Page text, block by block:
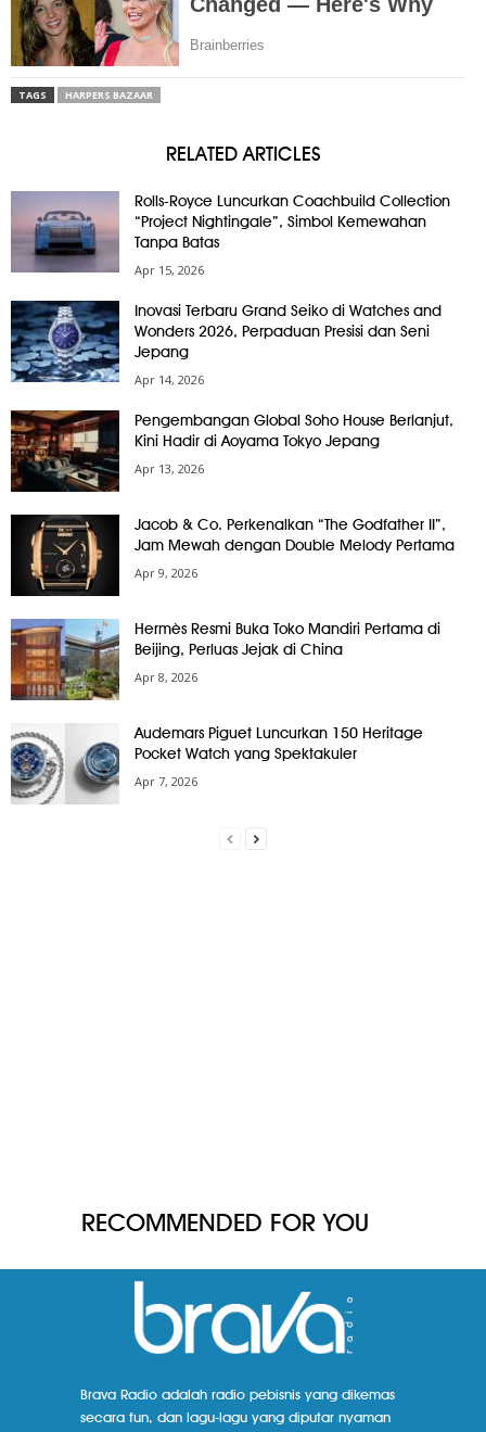
TAGS HARPERS BAZAAR
RELATED ARTICLES
Rolls-Royce Luncurkan Coachbuild Collection
“Project Nightingale”, Simbol Kemewahan
Tanpa Batas
Apr 15, 2026
Inovasi Terbaru Grand Seiko di Watches and
Wonders 2026, Perpaduan Presisi dan Seni
Jepang
Apr 14, 2026
Pengembangan Global Soho House Berlanjut,
Kini Hadir di Aoyama Tokyo Jepang
Apr 13, 2026
Jacob & Co. Perkenalkan “The Godfather II”,
Jam Mewah dengan Double Melody Pertama
Apr 9, 2026
Hermès Resmi Buka Toko Mandiri Pertama di
Beijing, Perluas Jejak di China
Apr 8, 2026
Audemars Piguet Luncurkan 150 Heritage
Pocket Watch yang Spektakuler
Apr 7, 2026
RECOMMENDED FOR YOU
Brava Radio adalah radio pebisnis yang dikemas
secara fun, dan lagu-lagu yang diputar nyaman